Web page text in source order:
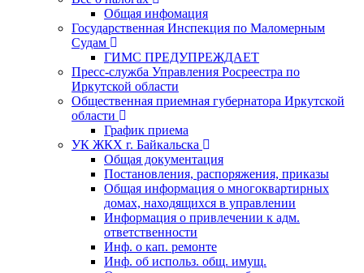
Общая инфомация
Государственная Инспекция по Маломерным
Судам
ГИМС ПРЕДУПРЕЖДАЕТ
Пресс-служба Управления Росреестра по
Иркутской области
Общественная приемная губернатора Иркутской
области
График приема
УК ЖКХ г. Байкальска
Общая документация
Постановления, распоряжения, приказы
Общая информация о многоквартирных
домах, находящихся в управлении
Информация о привлечении к адм.
ответственности
Инф. о кап. ремонте
Инф. об использ. общ. имущ.